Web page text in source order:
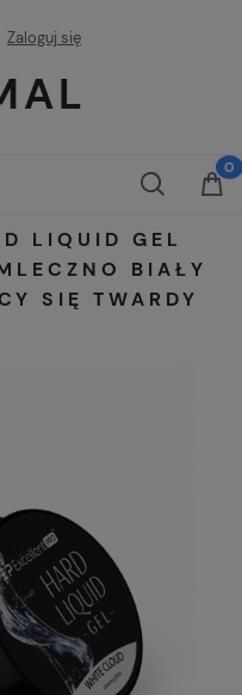
Zaloguj się
LIQUID GEL
BIAŁY
SIĘ TWARDY